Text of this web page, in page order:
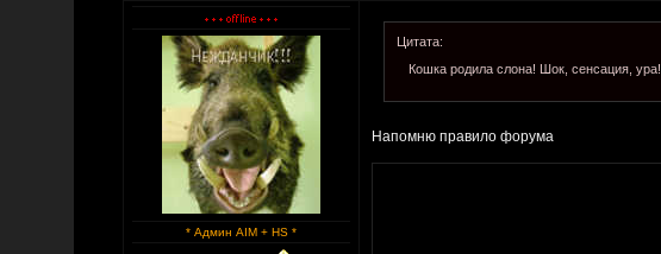
* Админ AIM + HS *
Цитата:
Кошка родила слона! Шок, сенсация, ура!
Напомню правило форума